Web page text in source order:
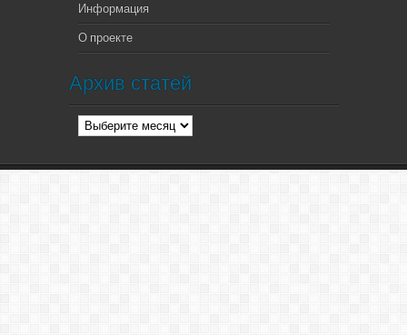
Информация
О проекте
Архив статей
Архив
статей